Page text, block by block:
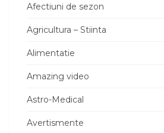
Afectiuni de sezon
Agricultura – Stiinta
Alimentatie
Amazing video
Astro-Medical
Avertismente